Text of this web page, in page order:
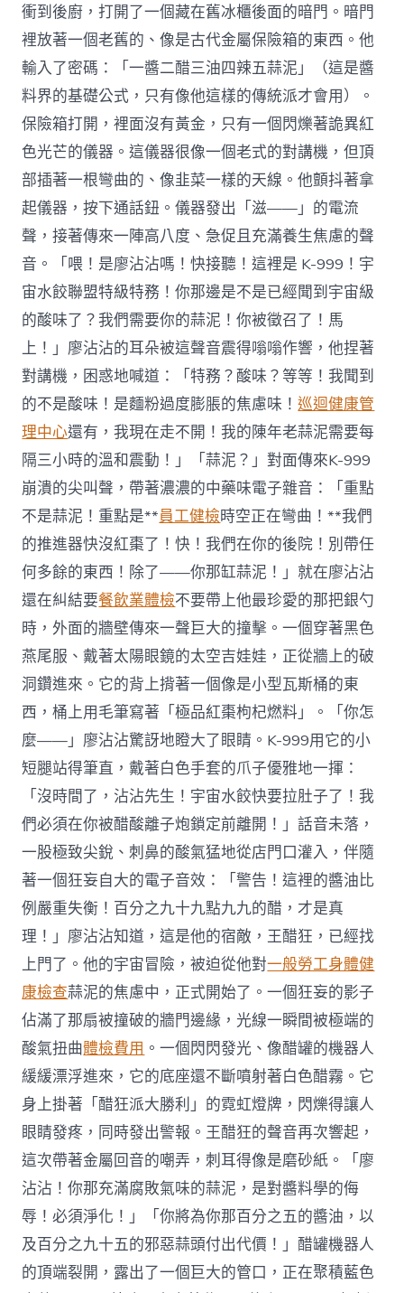
衝到後廚，打開了一個藏在舊冰櫃後面的暗門。暗門
裡放著一個老舊的、像是古代金屬保險箱的東西。他
輸入了密碼：「一醬二醋三油四辣五蒜泥」（這是醬
料界的基礎公式，只有像他這樣的傳統派才會用）。
保險箱打開，裡面沒有黃金，只有一個閃爍著詭異紅
色光芒的儀器。這儀器很像一個老式的對講機，但頂
部插著一根彎曲的、像韭菜一樣的天線。他顫抖著拿
起儀器，按下通話鈕。儀器發出「滋——」的電流
聲，接著傳來一陣高八度、急促且充滿養生焦慮的聲
音。「喂！是廖沾沾嗎！快接聽！這裡是 K-999！宇
宙水餃聯盟特級特務！你那邊是不是已經聞到宇宙級
的酸味了？我們需要你的蒜泥！你被徵召了！馬
上！」廖沾沾的耳朵被這聲音震得嗡嗡作響，他捏著
對講機，困惑地喊道：「特務？酸味？等等！我聞到
的不是酸味！是麵粉過度膨脹的焦慮味！巡迴健康管
理中心還有，我現在走不開！我的陳年老蒜泥需要每
隔三小時的溫和震動！」「蒜泥？」對面傳來K-999
崩潰的尖叫聲，帶著濃濃的中藥味電子雜音：「重點
不是蒜泥！重點是**員工健檢時空正在彎曲！**我們
的推進器快沒紅棗了！快！我們在你的後院！別帶任
何多餘的東西！除了——你那缸蒜泥！」就在廖沾沾
還在糾結要餐飲業體檢不要帶上他最珍愛的那把銀勺
時，外面的牆壁傳來一聲巨大的撞擊。一個穿著黑色
燕尾服、戴著太陽眼鏡的太空吉娃娃，正從牆上的破
洞鑽進來。它的背上揹著一個像是小型瓦斯桶的東
西，桶上用毛筆寫著「極品紅棗枸杞燃料」。「你怎
麼——」廖沾沾驚訝地瞪大了眼睛。K-999用它的小
短腿站得筆直，戴著白色手套的爪子優雅地一揮：
「沒時間了，沾沾先生！宇宙水餃快要拉肚子了！我
們必須在你被醋酸離子炮鎖定前離開！」話音未落，
一股極致尖銳、刺鼻的酸氣猛地從店門口灌入，伴隨
著一個狂妄自大的電子音效：「警告！這裡的醬油比
例嚴重失衡！百分之九十九點九九的醋，才是真
理！」廖沾沾知道，這是他的宿敵，王醋狂，已經找
上門了。他的宇宙冒險，被迫從他對一般勞工身體健
康檢查蒜泥的焦慮中，正式開始了。一個狂妄的影子
佔滿了那扇被撞破的牆門邊緣，光線一瞬間被極端的
酸氣扭曲體檢費用 。一個閃閃發光、像醋罐的機器人
緩緩漂浮進來，它的底座還不斷噴射著白色醋霧。它
身上掛著「醋狂派大勝利」的霓虹燈牌，閃爍得讓人
眼睛發疼，同時發出警報。王醋狂的聲音再次響起，
這次帶著金屬回音的嘲弄，刺耳得像是磨砂紙。「廖
沾沾！你那充滿腐敗氣味的蒜泥，是對醬料學的侮
辱！必須淨化！」「你將為你那百分之五的醬油，以
及百分之九十五的邪惡蒜頭付出代價！」醋罐機器人
的頂端裂開，露出了一個巨大的管口，正在聚積藍色